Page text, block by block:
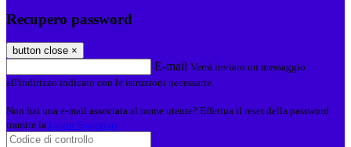
Recupero password
button close ×
E-mail Verrà inviato un messaggio
all'indirizzo indicato con le istruzioni necessarie.
Non hai una e-mail associata al nome utente? Effettua il reset della password
tramite la Login Spaggiari